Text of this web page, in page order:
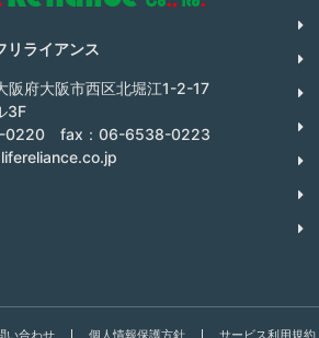
リライアンス
府大阪市西区北堀江1-2-17
3F
0220 fax：06-6538-0223
い合わせ 個人情報保護方針 サービス利用規約